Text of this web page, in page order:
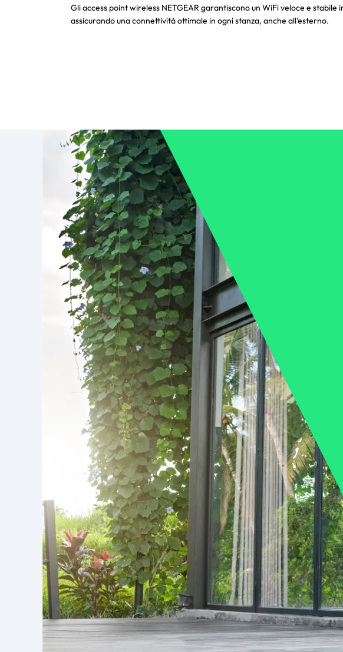
Gli access point wireless NETGEAR garantiscono un WiFi veloce e stabile
assicurando una connettività ottimale in ogni stanza, anche all'esterno.